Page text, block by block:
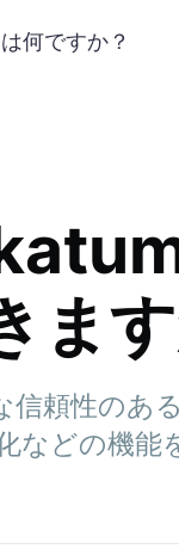
何ですか？
ま
信頼性のあ
などの機能